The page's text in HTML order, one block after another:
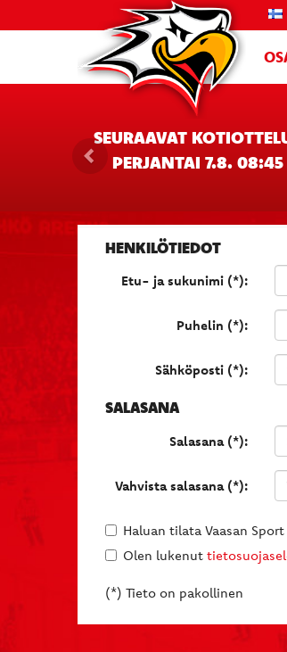
SEURAAVAT
PERJANTAI 7.8. 08:45
HENKILÖTIEDOT
Etu- ja sukunimi (*):
Puhelin (*):
Sähköposti (*):
SALASANA
Salasana (*):
Vahvista salasana (*):
Haluan tilata Vaasan
Olen lukenut
(*) Tieto on pakollinen